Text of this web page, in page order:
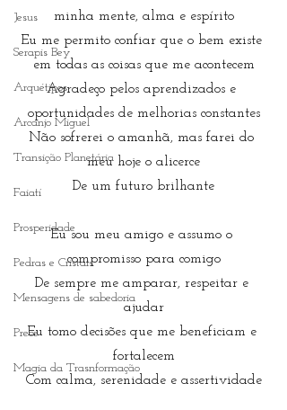
Jesus
Serapis Bey
Arquétipos
Arcanjo Miguel
Transição Planetária
Faiatí
Prosperidade
Pedras e Cristais
Mensagens de sabedoria
Prece
Magia da Trasnformação
minha mente, alma e espírito
Eu me permito confiar que o bem existe
em todas as coisas que me acontecem
Agradeço pelos aprendizados e
oportunidades de melhorias constantes
Não sofrerei o amanhã, mas farei do
meu hoje o alicerce
De um futuro brilhante
Eu sou meu amigo e assumo o
compromisso para comigo
De sempre me amparar, respeitar e
ajudar
Eu tomo decisões que me beneficiam e
fortalecem
Com calma, serenidade e assertividade